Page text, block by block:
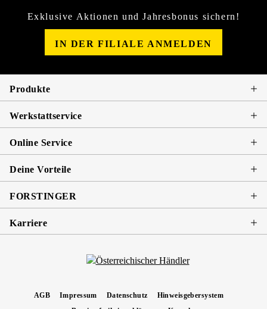
Exklusive Aktionen und Jahresbonus sichern!
IN DER FILIALE ANMELDEN
Produkte
Werkstattservice
Online Service
Deine Vorteile
FORSTINGER
Karriere
AGB Impressum Datenschutz
Hinweisgebersystem